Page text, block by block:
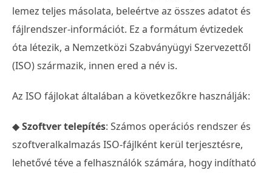
lemez teljes másolata, beleértve az összes adatot és
fájlrendszer-információt. Ez a formátum évtizedek
óta létezik, a Nemzetközi Szabványügyi Szervezettől
(ISO) származik, innen ered a név is.
Az ISO fájlokat általában a következőkre használják:
◆Szoftver telepítés: Számos operációs rendszer és
szoftveralkalmazás ISO-fájlként kerül terjesztésre,
lehetővé téve a felhasználók számára, hogy indítható